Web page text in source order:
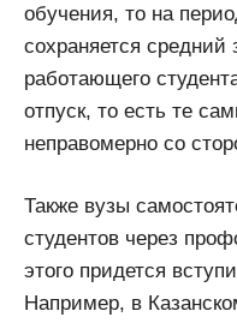
обучения, то на
сохраняется средний
работающего
отпуск, то есть те
неправомерно со
Также вузы
студентов через
этого придется
Например, в